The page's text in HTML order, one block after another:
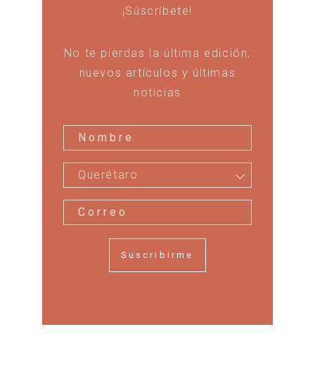
¡Súscríbete!
No te pierdas la última edición,
nuevos artículos y últimas
noticias
Querétaro
Suscribirme